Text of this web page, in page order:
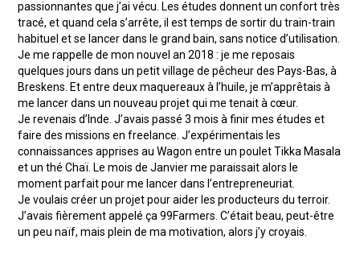
passionnantes que j’ai vécu. Les études donnent un confort très
tracé, et quand cela s’arrête, il est temps de sortir du train-train
habituel et se lancer dans le grand bain, sans notice d’utilisation.
Je me rappelle de mon nouvel an 2018 : je me reposais
quelques jours dans un petit village de pêcheur des Pays-Bas, à
Breskens. Et entre deux maquereaux à l’huile, je m’apprêtais à
me lancer dans un nouveau projet qui me tenait à cœur.
Je revenais d’Inde. J’avais passé 3 mois à finir mes études et
faire des missions en freelance. J’expérimentais les
connaissances apprises au Wagon entre un poulet Tikka Masala
et un thé Chaï. Le mois de Janvier me paraissait alors le
moment parfait pour me lancer dans l’entrepreneuriat.
Je voulais créer un projet pour aider les producteurs du terroir.
J’avais fièrement appelé ça 99Farmers. C’était beau, peut-être
un peu naïf, mais plein de ma motivation, alors j’y croyais.